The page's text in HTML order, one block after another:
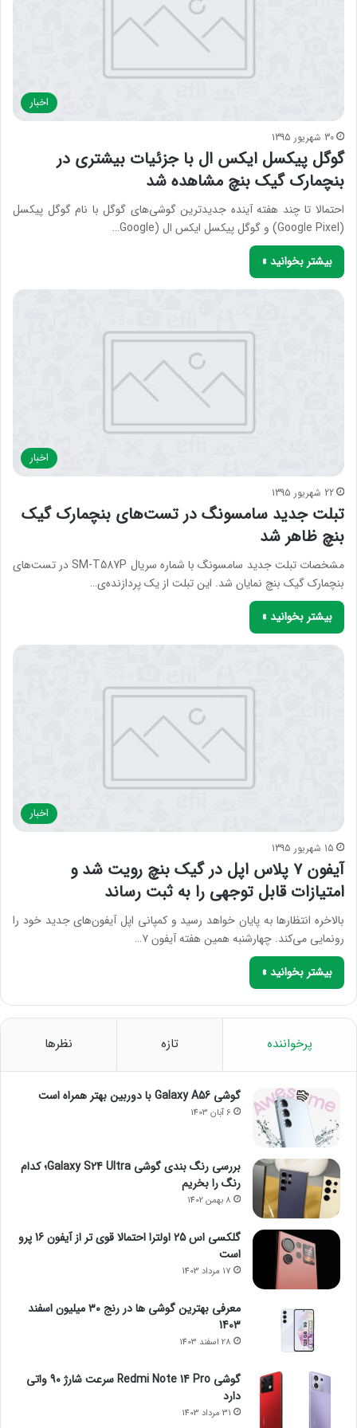
اخبار
30 شهریور 1395
گوگل پیکسل ایکس ال با جزئیات بیشتری در
بنچمارک گیک بنچ مشاهده شد
احتمالا تا چند هفته آینده جدیدترین گوشی‌های گوگل با نام گوگل پیکسل
(Google Pixel) و گوگل پیکسل ایکس ال (Google…
بیشتر بخوانید »
اخبار
22 شهریور 1395
تبلت جدید سامسونگ در تست‌های بنچمارک گیک
بنچ ظاهر شد
مشخصات تبلت جدید سامسونگ با شماره سریال SM-T587P در تست‌های
بنچمارک گیک بنچ نمایان شد. این تبلت از یک پردازنده‌ی…
بیشتر بخوانید »
اخبار
15 شهریور 1395
آیفون ۷ پلاس اپل در گیک بنچ رویت شد و
امتیازات قابل توجهی را به ثبت رساند
بالاخره انتظارها به پایان خواهد رسید و کمپانی اپل آیفون‌های جدید خود را
رونمایی می‌کند. چهارشنبه همین هفته آیفون ۷…
بیشتر بخوانید »
پرخواننده تازه نظرها
گوشی Galaxy A56 با دوربین بهتر همراه است
6 آبان 1403
بررسی رنگ بندی گوشی Galaxy S24 Ultra؛ کدام
رنگ را بخریم
8 بهمن 1402
گلکسی اس 25 اولترا احتمالا قوی تر از آیفون 16 پرو
است
17 مرداد 1403
معرفی بهترین گوشی ها در رنج ۳۰ میلیون اسفند
1403
28 اسفند 1403
گوشی Redmi Note 14 Pro سرعت شارژ 90 واتی
دارد
31 مرداد 1403